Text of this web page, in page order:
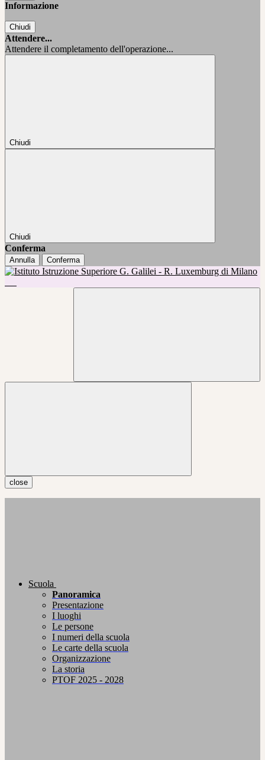
Informazione
Chiudi
Attendere...
Attendere il completamento dell'operazione...
Chiudi
Chiudi
Conferma
Annulla Conferma
close
Scuola
Panoramica
Presentazione
I luoghi
Le persone
I numeri della scuola
Le carte della scuola
Organizzazione
La storia
PTOF 2025 - 2028